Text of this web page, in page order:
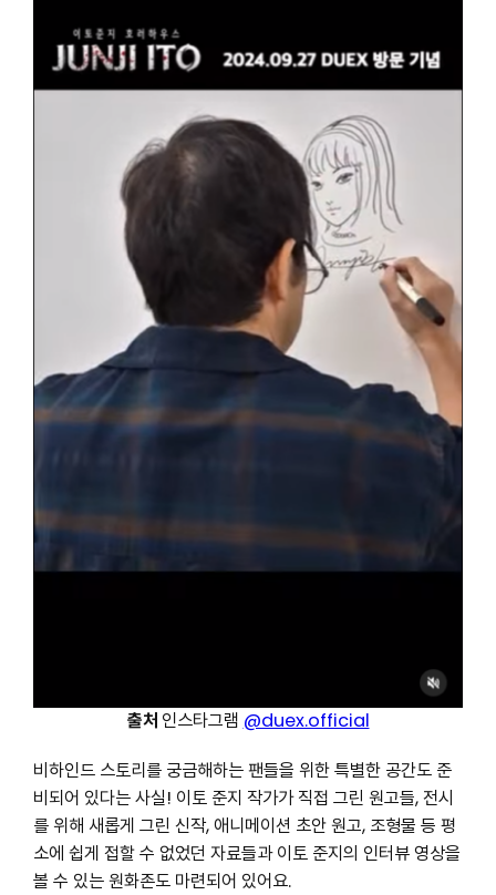
출처 인스타그램 @duex.official
비하인드 스토리를 궁금해하는 팬들을 위한 특별한 공간도 준
비되어 있다는 사실! 이토 준지 작가가 직접 그린 원고들, 전시
를 위해 새롭게 그린 신작, 애니메이션 초안 원고, 조형물 등 평
소에 쉽게 접할 수 없었던 자료들과 이토 준지의 인터뷰 영상을
볼 수 있는 원화존도 마련되어 있어요.